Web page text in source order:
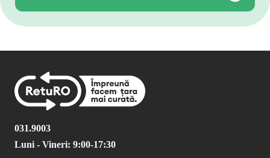
031.9003
Luni - Vineri: 9:00-17:30